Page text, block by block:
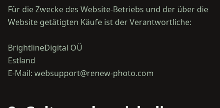
Für die Zwecke des Website-Betriebs und der über die
Website getätigten Käufe ist der Verantwortliche:
BrightlineDigital OÜ
Estland